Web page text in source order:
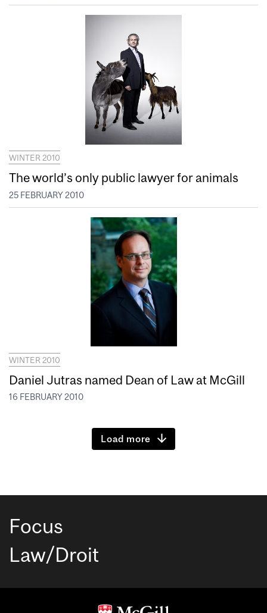
WINTER 2010
The world’s only public lawyer for animals
25 FEBRUARY 2010
WINTER 2010
Daniel Jutras named Dean of Law at McGill
16 FEBRUARY 2010
Load more
Focus
Law/Droit